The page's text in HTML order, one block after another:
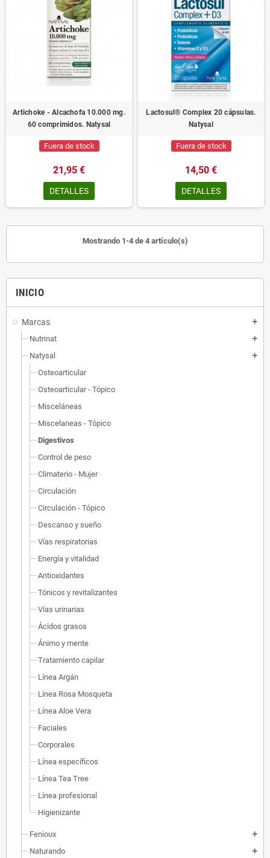
INICIO
Marcas add
Nutrinat add
Natysal add
Osteoarticular
Osteoarticular - Tópico
Misceláneas
Miscelaneas - Tópico
Digestivos
Control de peso
Climaterio - Mujer
Circulación
Circulación - Tópico
Descanso y sueño
Vías respiratorias
Energía y vitalidad
Antioxidantes
Tónicos y revitalizantes
Vías urinarias
Ácidos grasos
Ánimo y mente
Tratamiento capilar
Línea Argán
Línea Rosa Mosqueta
Línea Aloe Vera
Faciales
Corporales
Línea específicos
Línea Tea Tree
Línea profesional
Higienizante
Fenioux add
Naturando add
Artichoke - Alcachofa 10.000 mg.
60 comprimidos. Natysal
Fuera de stock
21,95 €
DETALLES
Lactosul® Complex 20 cápsulas.
Natysal
Fuera de stock
14,50 €
DETALLES
Mostrando 1-4 de 4 artículo(s)